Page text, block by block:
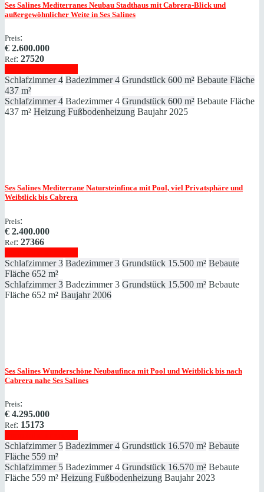
Ses Salines Mediterranes Neubau Stadthaus mit Cabrera-Blick und
außergewöhnlicher Weite in Ses Salines
Preis:
€ 2.600.000
Ref: 27520
Schlafzimmer 4 Badezimmer 4 Grundstück 600 m² Bebaute Fläche
437 m²
Schlafzimmer 4 Badezimmer 4 Grundstück 600 m² Bebaute Fläche
437 m² Heizung Fußbodenheizung Baujahr 2025
Ses Salines Mediterrane Natursteinfinca mit Pool, viel Privatsphäre und
Weibtlick bis Cabrera
Preis:
€ 2.400.000
Ref: 27366
Schlafzimmer 3 Badezimmer 3 Grundstück 15.500 m² Bebaute
Fläche 652 m²
Schlafzimmer 3 Badezimmer 3 Grundstück 15.500 m² Bebaute
Fläche 652 m² Baujahr 2006
Ses Salines Wunderschöne Neubaufinca mit Pool und Weitblick bis nach
Cabrera nahe Ses Salines
Preis:
€ 4.295.000
Ref: 15173
Schlafzimmer 5 Badezimmer 4 Grundstück 16.570 m² Bebaute
Fläche 559 m²
Schlafzimmer 5 Badezimmer 4 Grundstück 16.570 m² Bebaute
Fläche 559 m² Heizung Fußbodenheizung Baujahr 2023